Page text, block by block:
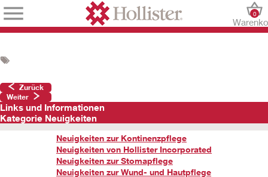
0
Zurück
Weiter
Links und Informationen
Kategorie Neuigkeiten
Neuigkeiten zur Kontinenzpflege
Neuigkeiten von Hollister Incorporated
Neuigkeiten zur Stomapflege
Neuigkeiten zur Wund- und Hautpflege